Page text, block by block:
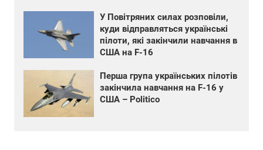
У Повітряних силах розповіли,
куди відправляться українські
пілоти, які закінчили навчання в
США на F-16
Перша група українських пілотів
закінчила навчання на F-16 у
США – Politico